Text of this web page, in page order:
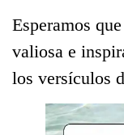
Esperamos
valiosa e
los versículos